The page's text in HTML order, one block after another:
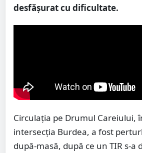
desfășurat cu dificultate.
Circulația pe Drumul Careiului,
intersecția Burdea, a fost
după-masă, după ce un TIR s-a